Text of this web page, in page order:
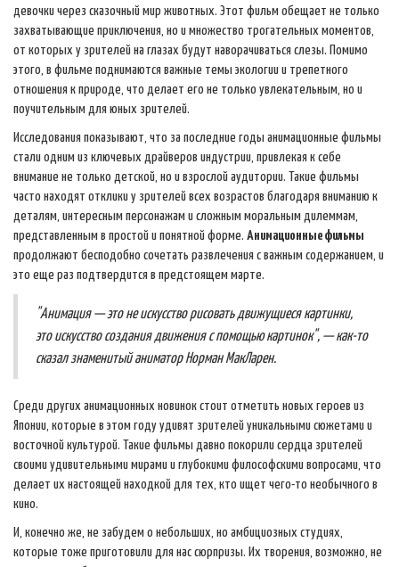
девочки через сказочный мир животных. Этот фильм обещает не только
захватывающие приключения, но и множество трогательных моментов,
от которых у зрителей на глазах будут наворачиваться слезы. Помимо
этого, в фильме поднимаются важные темы экологии и трепетного
отношения к природе, что делает его не только увлекательным, но и
поучительным для юных зрителей.
Исследования показывают, что за последние годы анимационные фильмы
стали одним из ключевых драйверов индустрии, привлекая к себе
внимание не только детской, но и взрослой аудитории. Такие фильмы
часто находят отклики у зрителей всех возрастов благодаря вниманию к
деталям, интересным персонажам и сложным моральным дилеммам,
представленным в простой и понятной форме. Анимационные фильмы
продолжают бесподобно сочетать развлечения с важным содержанием, и
это еще раз подтвердится в предстоящем марте.
"Анимация — это не искусство рисовать движущиеся картинки,
это искусство создания движения с помощью картинок", — как-то
сказал знаменитый аниматор Норман МакЛарен.
Среди других анимационных новинок стоит отметить новых героев из
Японии, которые в этом году удивят зрителей уникальными сюжетами и
восточной культурой. Такие фильмы давно покорили сердца зрителей
своими удивительными мирами и глубокими философскими вопросами, что
делает их настоящей находкой для тех, кто ищет чего-то необычного в
кино.
И, конечно же, не забудем о небольших, но амбициозных студиях,
которые тоже приготовили для нас сюрпризы. Их творения, возможно, не